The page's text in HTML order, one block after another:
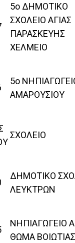
5ο ΔΗΜΟΤΙΚΟ
ΣΧΟΛΕΙΟ ΑΓΙΑΣ
ΠΑΡΑΣΚΕΥΗΣ
ΧΕΛΜΕΙΟ
5ο
ΑΜΑΡΟΥΣΙΟΥ
ΣΧΟΛΕΙΟ
ΔΗΜΟΤΙΚΟ
ΛΕΥΚΤΡΩΝ
ΝΗΠΙΑΓΩΓΕΙΟ
ΘΩΜΑ ΒΟΙΩΤΙΑΣ